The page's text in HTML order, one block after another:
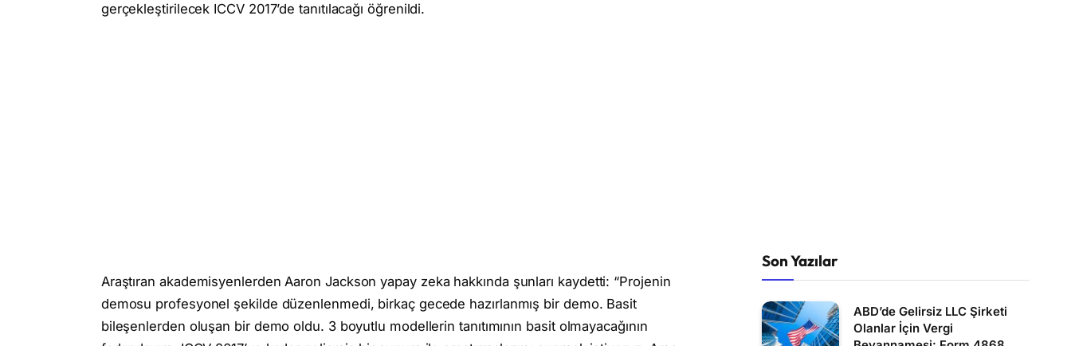
gerçekleştirilecek ICCV 2017’de tanıtılacağı öğrenildi.
Araştıran akademisyenlerden Aaron Jackson yapay zeka hakkında şunları kaydetti: “Projenin
demosu profesyonel şekilde düzenlenmedi, birkaç gecede hazırlanmış bir demo. Basit
bileşenlerden oluşan bir demo oldu. 3 boyutlu modellerin tanıtımının basit olmayacağının
Son Yazılar
ABD’de Gelirsiz LLC Şirketi
Olanlar İçin Vergi